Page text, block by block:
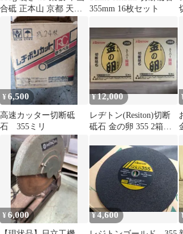
合砥 正本山 京都 天然
砥石
355mm 16枚セット
¥6,500
高速カッター切断砥
石 355ミリ
¥12,000
レヂトン(Resiton)切断
砥石 金の卵 355 2箱セ
¥6,000 ¥4,600